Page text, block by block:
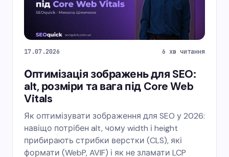
17.07.2026 6 хв читання
Оптимізація зображень для SEO:
alt, розміри та вага під Core Web
Vitals
Як оптимізувати зображення для SEO у 2026:
навіщо потрібен alt, чому width і height
прибирають стрибки верстки (CLS), які
формати (WebP, AVIF) і як не зламати LCP